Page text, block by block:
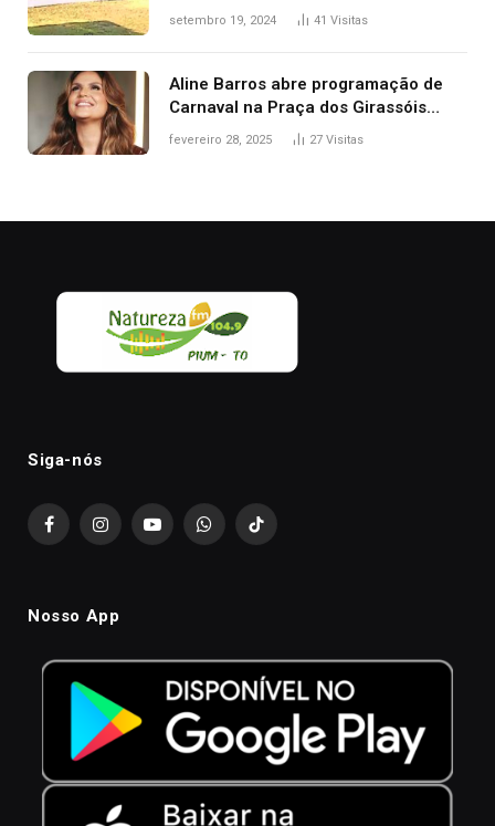
durante confusão no trânsito
setembro 19, 2024 41 Visitas
Aline Barros abre programação de
Carnaval na Praça dos Girassóis
nesta sexta-feira, em Palmas
fevereiro 28, 2025 27 Visitas
Siga-nós
FacebookInstagramYouTubeWhatsAppTikTok
Nosso App